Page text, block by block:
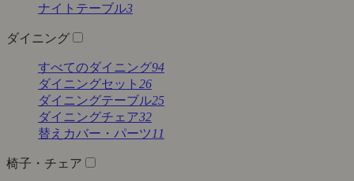
ナイトテーブル3
ダイニング
すべてのダイニング94
ダイニングセット 26
ダイニングテーブル25
ダイニングチェア32
替えカバー・パーツ 11
椅子・チェア